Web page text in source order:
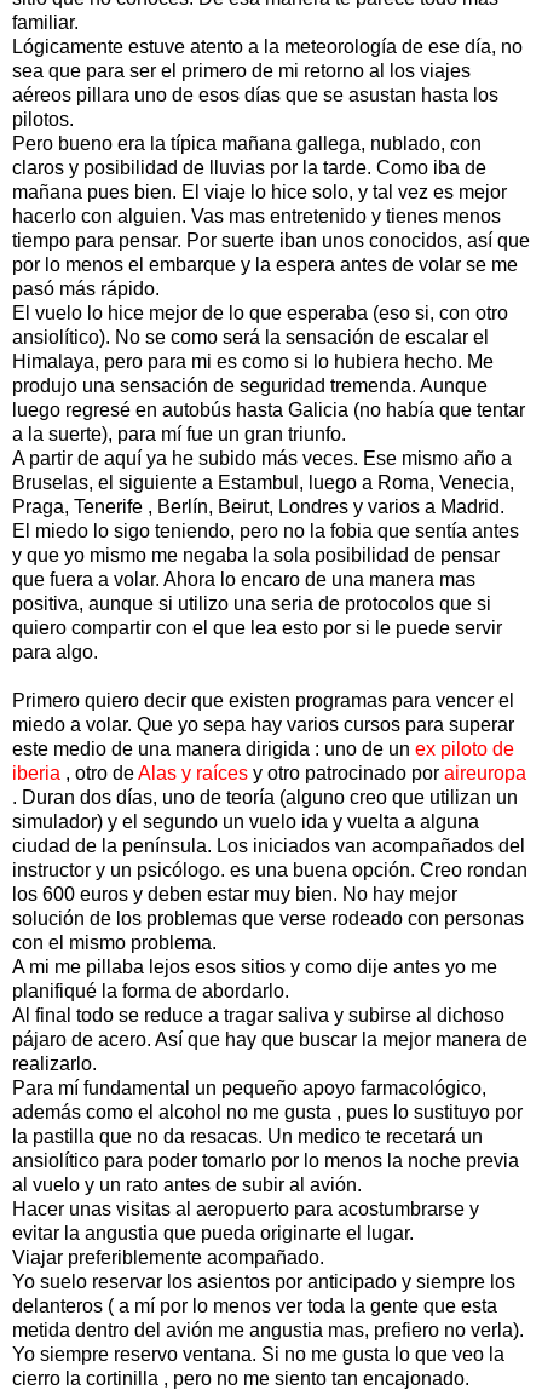
familiar.
Lógicamente estuve atento a la meteorología de ese día, no
sea que para ser el primero de mi retorno al los viajes
aéreos pillara uno de esos días que se asustan hasta los
pilotos.
Pero bueno era la típica mañana gallega, nublado, con
claros y posibilidad de lluvias por la tarde. Como iba de
mañana pues bien. El viaje lo hice solo, y tal vez es mejor
hacerlo con alguien. Vas mas entretenido y tienes menos
tiempo para pensar. Por suerte iban unos conocidos, así que
por lo menos el embarque y la espera antes de volar se me
pasó más rápido.
El vuelo lo hice mejor de lo que esperaba (eso si, con otro
ansiolítico). No se como será la sensación de escalar el
Himalaya, pero para mi es como si lo hubiera hecho. Me
produjo una sensación de seguridad tremenda. Aunque
luego regresé en autobús hasta Galicia (no había que tentar
a la suerte), para mí fue un gran triunfo.
A partir de aquí ya he subido más veces. Ese mismo año a
Bruselas, el siguiente a Estambul, luego a Roma, Venecia,
Praga, Tenerife , Berlín, Beirut, Londres y varios a Madrid.
El miedo lo sigo teniendo, pero no la fobia que sentía antes
y que yo mismo me negaba la sola posibilidad de pensar
que fuera a volar. Ahora lo encaro de una manera mas
positiva, aunque si utilizo una seria de protocolos que si
quiero compartir con el que lea esto por si le puede servir
para algo.
Primero quiero decir que existen programas para vencer el
miedo a volar. Que yo sepa hay varios cursos para superar
este medio de una manera dirigida : uno de un ex piloto de
iberia , otro deAlas y raíces y otro patrocinado por aireuropa
. Duran dos días, uno de teoría (alguno creo que utilizan un
simulador) y el segundo un vuelo ida y vuelta a alguna
ciudad de la península. Los iniciados van acompañados del
instructor y un psicólogo. es una buena opción. Creo rondan
los 600 euros y deben estar muy bien. No hay mejor
solución de los problemas que verse rodeado con personas
con el mismo problema.
A mi me pillaba lejos esos sitios y como dije antes yo me
planifiqué la forma de abordarlo.
Al final todo se reduce a tragar saliva y subirse al dichoso
pájaro de acero. Así que hay que buscar la mejor manera de
realizarlo.
Para mí fundamental un pequeño apoyo farmacológico,
además como el alcohol no me gusta , pues lo sustituyo por
la pastilla que no da resacas. Un medico te recetará un
ansiolítico para poder tomarlo por lo menos la noche previa
al vuelo y un rato antes de subir al avión.
Hacer unas visitas al aeropuerto para acostumbrarse y
evitar la angustia que pueda originarte el lugar.
Viajar preferiblemente acompañado.
Yo suelo reservar los asientos por anticipado y siempre los
delanteros ( a mí por lo menos ver toda la gente que esta
metida dentro del avión me angustia mas, prefiero no verla).
Yo siempre reservo ventana. Si no me gusta lo que veo la
cierro la cortinilla , pero no me siento tan encajonado.